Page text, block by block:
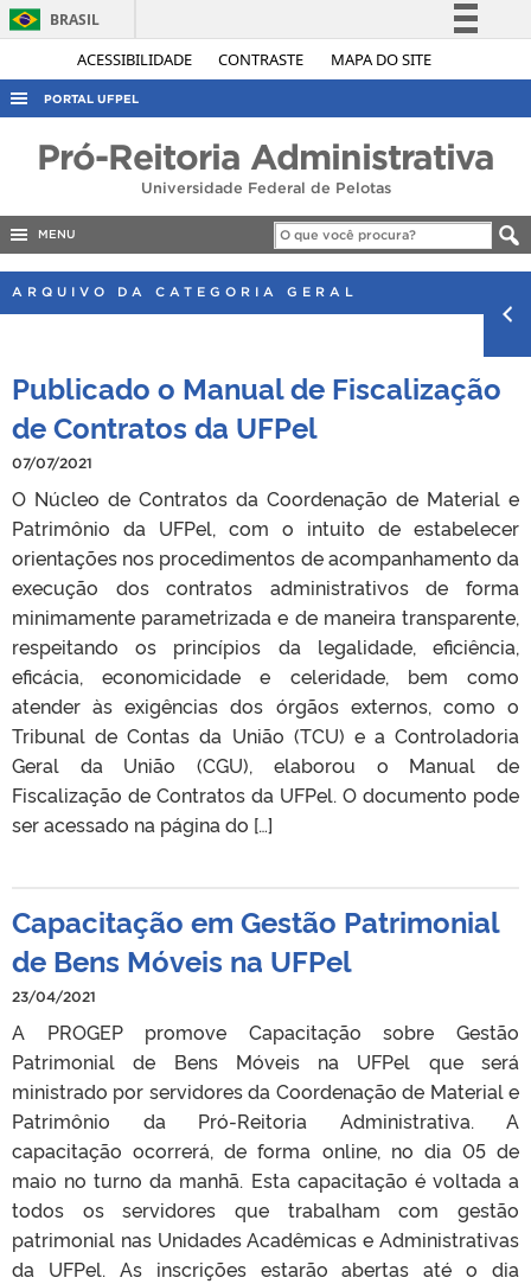
ACESSIBILIDADE CONTRASTE MAPA DO SITE
BRASIL
Simplifique!
Acesso à informação
Legislação
Canais
PORTAL UFPEL
COBALTO
EDITAIS
OUVIDORIA
PORTARIAS
TELEFONES
Pró-Reitoria Administrativa
Universidade Federal de Pelotas
MENU
ARQUIVO DA CATEGORIA GERAL
Publicado o Manual de Fiscalização
de Contratos da UFPel
07/07/2021
O Núcleo de Contratos da Coordenação de Material e
Patrimônio da UFPel, com o intuito de estabelecer
orientações nos procedimentos de acompanhamento da
execução dos contratos administrativos de forma
minimamente parametrizada e de maneira transparente,
respeitando os princípios da legalidade, eficiência,
eficácia, economicidade e celeridade, bem como
atender às exigências dos órgãos externos, como o
Tribunal de Contas da União (TCU) e a Controladoria
Geral da União (CGU), elaborou o Manual de
Fiscalização de Contratos da UFPel. O documento pode
ser acessado na página do […]
Capacitação em Gestão Patrimonial
de Bens Móveis na UFPel
23/04/2021
A PROGEP promove Capacitação sobre Gestão
Patrimonial de Bens Móveis na UFPel que será
ministrado por servidores da Coordenação de Material e
Patrimônio da Pró-Reitoria Administrativa. A
capacitação ocorrerá, de forma online, no dia 05 de
maio no turno da manhã. Esta capacitação é voltada a
todos os servidores que trabalham com gestão
patrimonial nas Unidades Acadêmicas e Administrativas
da UFPel. As inscrições estarão abertas até o dia